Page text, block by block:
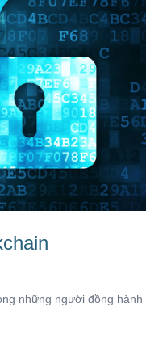
những người đồng hành